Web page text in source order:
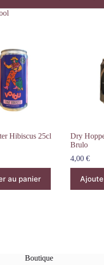
Hibiscus 25cl
au panier
Dry
Brulo
4,00€
Boutique